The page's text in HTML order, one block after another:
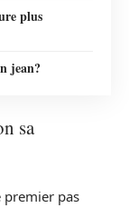
plus
jean?
sa
premier pas